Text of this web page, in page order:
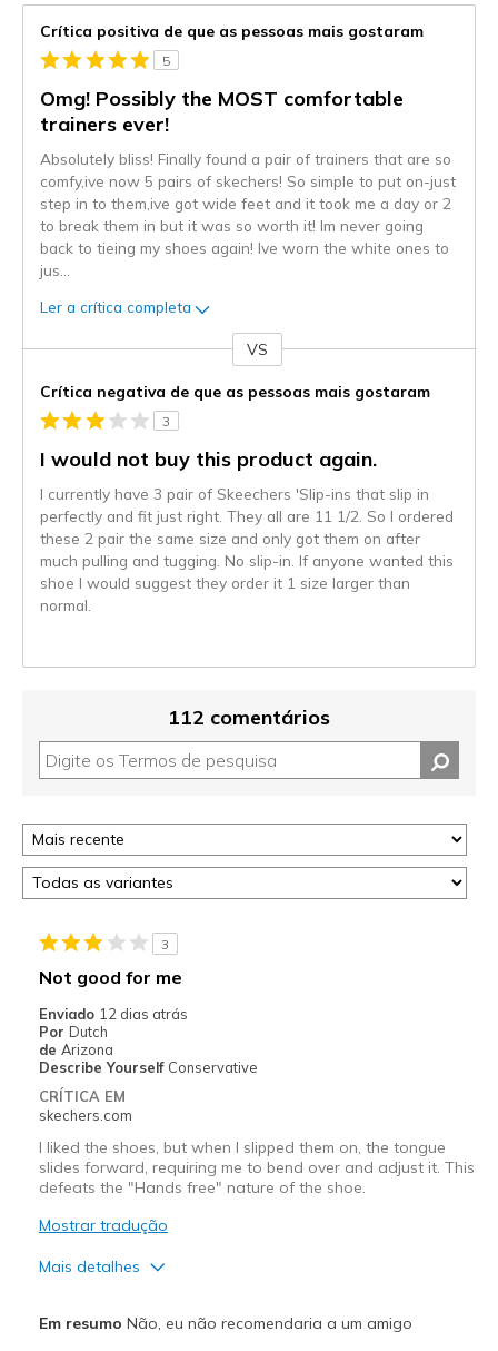
Crítica positiva de que as pessoas mais gostaram
5
Omg! Possibly the MOST comfortable
trainers ever!
Absolutely bliss! Finally found a pair of trainers that are so
comfy,ive now 5 pairs of skechers! So simple to put on-just
step in to them,ive got wide feet and it took me a day or 2
to break them in but it was so worth it! Im never going
back to tieing my shoes again! Ive worn the white ones to
jus
Ler a crítica completa
VS
Crítica negativa de que as pessoas mais gostaram
3
I would not buy this product again.
I currently have 3 pair of Skeechers 'Slip-ins that slip in
perfectly and fit just right. They all are 11 1/2. So I ordered
these 2 pair the same size and only got them on after
much pulling and tugging. No slip-in. If anyone wanted this
shoe I would suggest they order it 1 size larger than
normal.
112 comentários
3
Not good for me
Enviado 12 dias atrás
Por Dutch
de Arizona
Describe Yourself Conservative
CRÍTICA EM
skechers.com
I liked the shoes, but when I slipped them on, the tongue
slides forward, requiring me to bend over and adjust it. This
defeats the "Hands free" nature of the shoe.
Mostrar tradução
Mais detalhes
Em resumo Não, eu não recomendaria a um amigo